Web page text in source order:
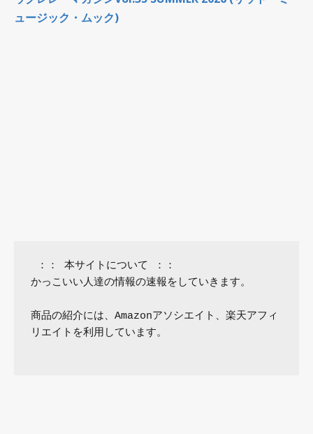
ュージック・ムック)
かっこいい人達の情報の速報をしていきます。
商品の紹介には、Amazonアソシエイト、楽天アフィ
リエイトを利用しています。